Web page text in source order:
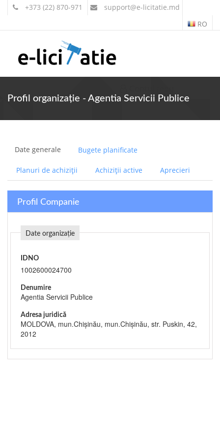
+373 (22) 870-971 support@e-licitatie.md
RO
Profil organizație - Agentia Servicii Publice
Date generale Bugete planificate
Planuri de achiziții Achiziții active Aprecieri
Profil Companie
Date organizație
IDNO
1002600024700
Denumire
Agentia Servicii Publice
Adresa juridică
MOLDOVA, mun.Chişinău, mun.Chişinău, str. Puskin, 42,
2012